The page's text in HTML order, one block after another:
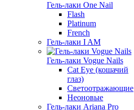
Гель-лаки One Nail
Flash
Platinum
French
Гель-лаки I AM
Гель-лаки Vogue Nails
Cat Eye (кошачий
глаз)
Светоотражающие
Неоновые
Гель-лаки Ariana Pro